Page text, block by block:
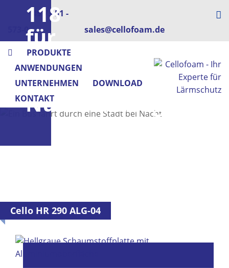
+49 73 51 -
573-0
sales@cellofoam.de
PRODUKTE
ANWENDUNGEN
UNTERNEHMEN
DOWNLOAD
KONTAKT
118
für
Busse
&
Nutzfahrzeuge
Cello HR 290 ALG-04